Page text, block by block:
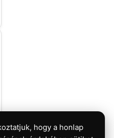
hogy a honlap